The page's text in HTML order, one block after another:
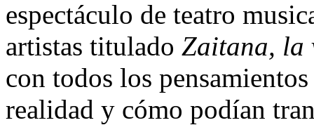
espectáculo de teatro
artistas titulado Zaitana, la
con todos los
realidad y cómo podían